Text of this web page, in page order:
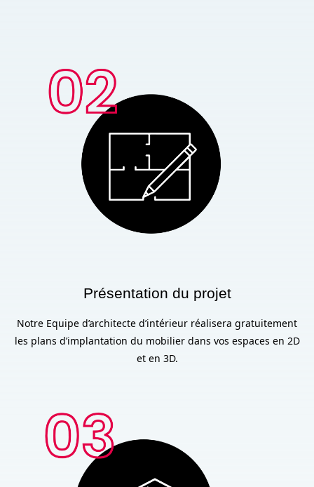
Présentation du projet
Notre Equipe d’architecte d’intérieur réalisera gratuitement
les plans d’implantation du mobilier dans vos espaces en 2D
et en 3D.